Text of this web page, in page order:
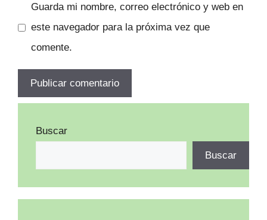
Guarda mi nombre, correo electrónico y web en
este navegador para la próxima vez que
comente.
Buscar
Buscar